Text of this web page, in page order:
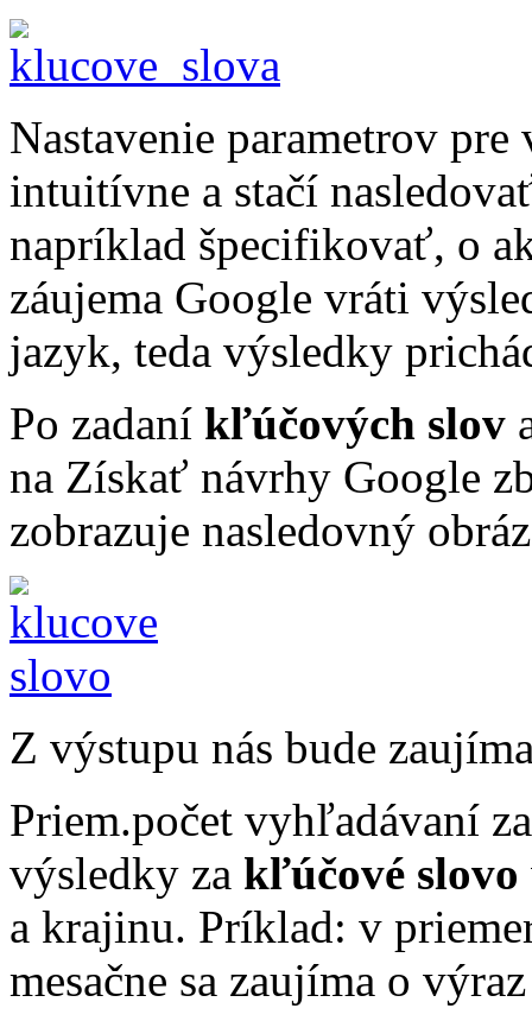
Nastavenie parametrov
intuitívne a stačí
napríklad špecifikovať, o
záujema Google vráti
jazyk, teda výsledky
Po zadaní kľúčových slov
na Získať návrhy Google
zobrazuje nasledovný
Z výstupu nás bude
Priem.počet vyhľadávaní
výsledky za kľúčové slovo
a krajinu. Príklad: v
mesačne sa zaujíma o